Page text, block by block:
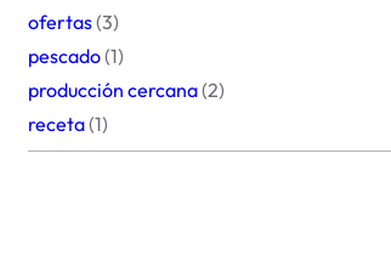
ofertas(3)
pescado(1)
producción cercana(2)
receta(1)